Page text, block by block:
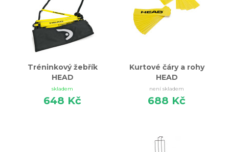
Tréninkový žebřík
HEAD
skladem
648 Kč
Kurtové čáry a rohy
HEAD
není skladem
688 Kč